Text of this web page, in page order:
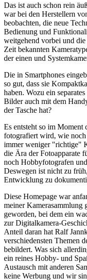
Das ist auch schon rein
war bei den Herstellern
beobachten, die neue
Bedienung und
weitgehend vorbei und
Zeit bekannten
der einen und
Die in Smartphones
so gut, dass sie
haben. Wozu ein
Bilder auch mit dem
der Tasche hat?
Es entsteht so im Moment
fotografiert wird, wie
immer weniger "richtige"
die Ära der Fotoapparate
noch Hobbyfotografen
Deswegen ist nicht zu
Entwicklung zu
Diese Homepage war
meiner Kamerasammlung
geworden, bei dem ein
zur Digitalkamera-
Anteil daran hat Ralf
verschiedensten Themen
bebildert. Was sich
ein reines Hobby- und
Austausch mit anderen
keine Werbung und wir